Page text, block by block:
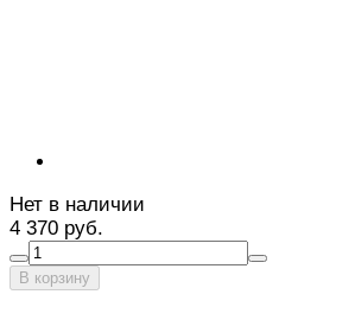
Нет в наличии
4 370 руб.
В корзину